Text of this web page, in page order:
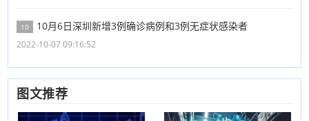
10 10月6日深圳新增3例确诊病例和3例无症状感染者
2022-10-07 09:16:52
图文推荐